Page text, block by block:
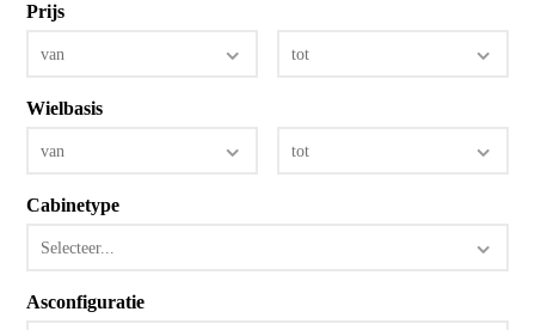
Prijs
van tot
Wielbasis
van tot
Cabinetype
Selecteer...
Asconfiguratie